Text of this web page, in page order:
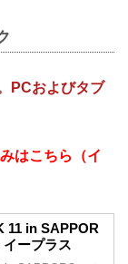
PCおよびタブ
はこちら（イ
11 in SAPPOR
ープラス